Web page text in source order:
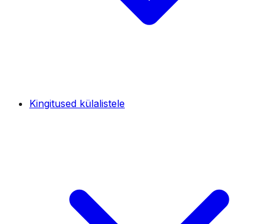
Kingitused külalistele